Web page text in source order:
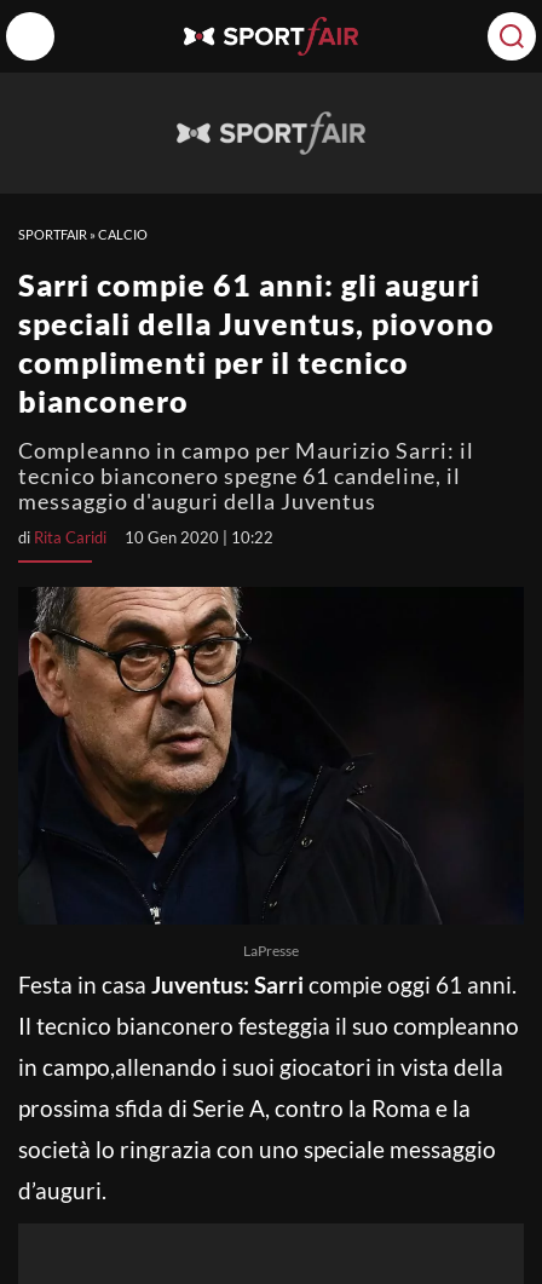
SPORTFAIR »CALCIO
Sarri compie 61 anni: gli auguri
speciali della Juventus, piovono
complimenti per il tecnico
bianconero
Compleanno in campo per Maurizio Sarri: il
tecnico bianconero spegne 61 candeline, il
messaggio d'auguri della Juventus
di Rita Caridi 10 Gen 2020 | 10:22
LaPresse
Festa in casa Juventus: Sarri compie oggi 61 anni.
Il tecnico bianconero festeggia il suo compleanno
in campo,allenando i suoi giocatori in vista della
prossima sfida di Serie A, contro la Roma e la
società lo ringrazia con uno speciale messaggio
d’auguri.